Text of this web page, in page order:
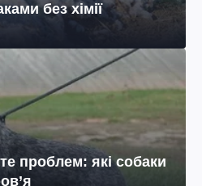
без хімії
проблем: які собаки